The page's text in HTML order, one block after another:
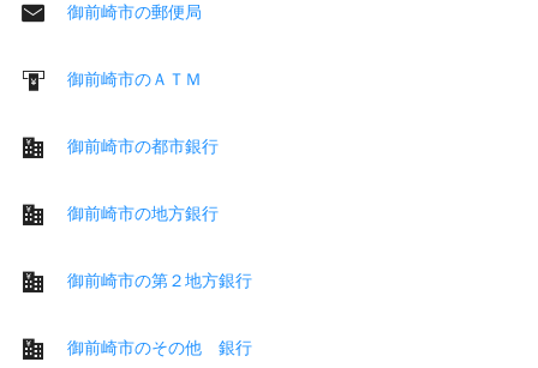
御前崎市の郵便局
御前崎市のＡＴＭ
御前崎市の都市銀行
御前崎市の地方銀行
御前崎市の第２地方銀行
御前崎市のその他 銀行